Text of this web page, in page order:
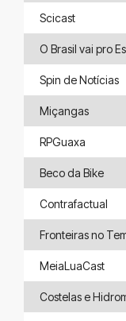
Scicast
O Brasil vai pro
Spin de Notícias
Miçangas
RPGuaxa
Beco da Bike
Contrafactual
Fronteiras no
MeiaLuaCast
Costelas e